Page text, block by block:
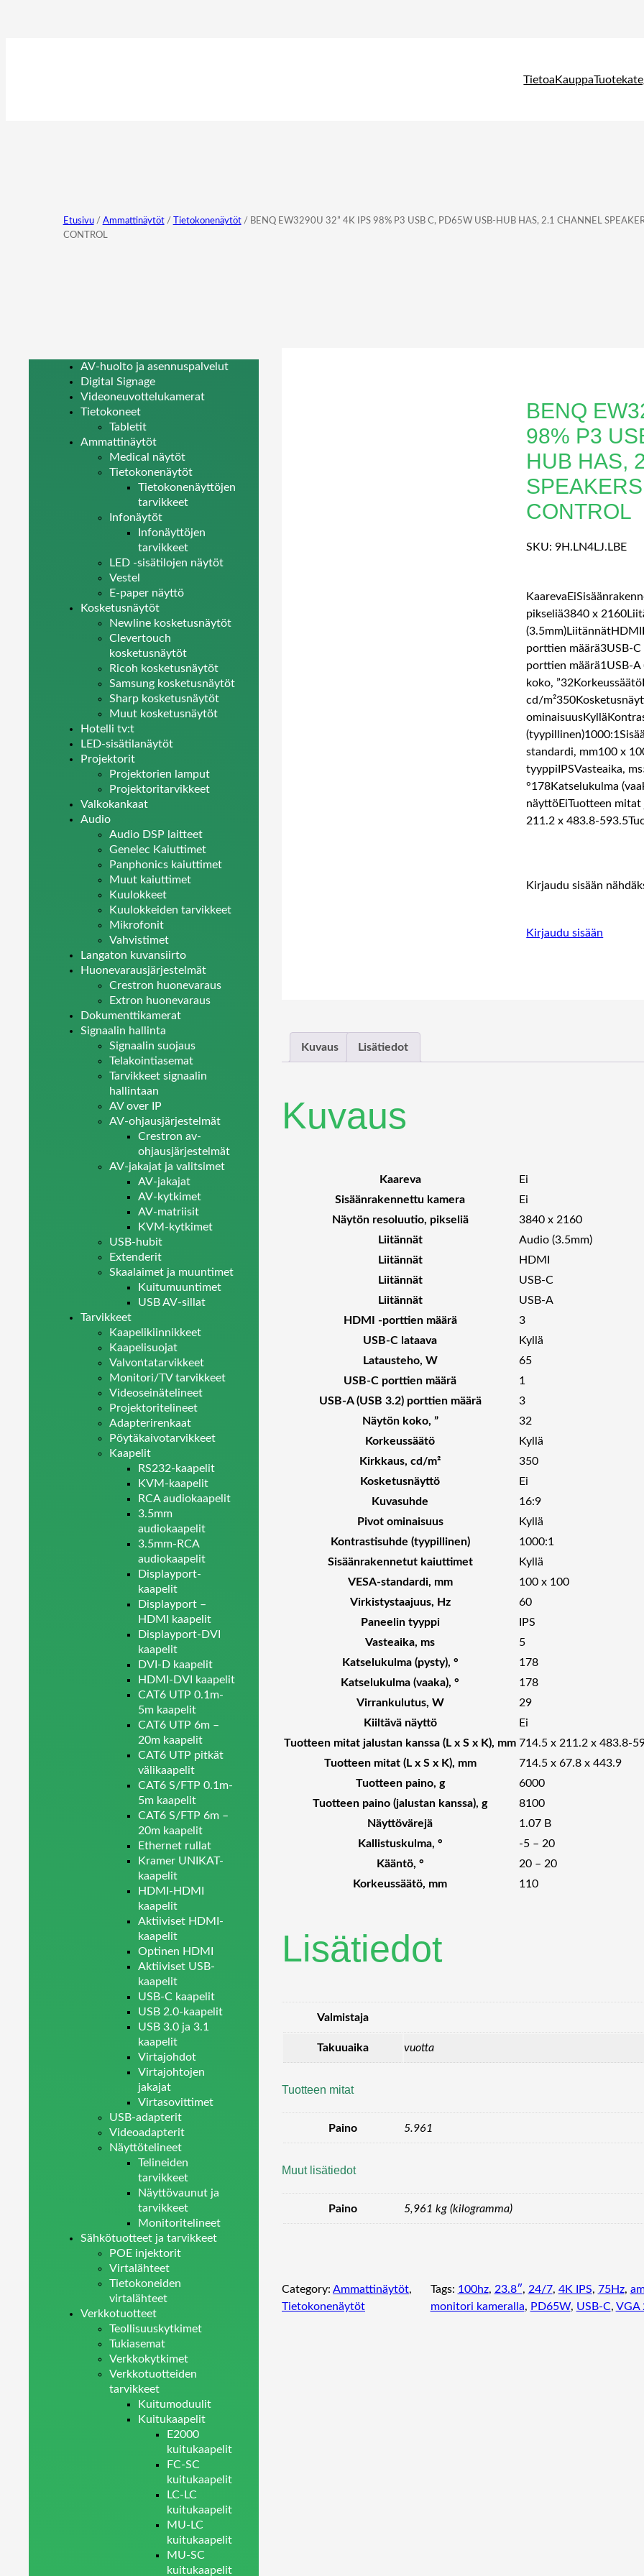
Tietoa Kauppa
Etusivu/ Ammattinäytöt/ Tietokonenäytöt/ BENQ EW3290U 32” 4K IPS 98% P3 USB C, PD65W USB-HUB HAS, 2.1 CHANNEL
CONTROL
AV-huolto ja asennuspalvelut
Digital Signage
Videoneuvottelukamerat
Tietokoneet
Tabletit
Ammattinäytöt
Medical näytöt
Tietokonenäytöt
Tietokonenäyttöjen
tarvikkeet
Infonäytöt
Infonäyttöjen
tarvikkeet
LED -sisätilojen näytöt
Vestel
E-paper näyttö
Kosketusnäytöt
Newline kosketusnäytöt
Clevertouch
kosketusnäytöt
Ricoh kosketusnäytöt
Samsung kosketusnäytöt
Sharp kosketusnäytöt
Muut kosketusnäytöt
Hotelli tv:t
LED-sisätilanäytöt
Projektorit
Projektorien lamput
Projektoritarvikkeet
Valkokankaat
Audio
Audio DSP laitteet
Genelec Kaiuttimet
Panphonics kaiuttimet
Muut kaiuttimet
Kuulokkeet
Kuulokkeiden tarvikkeet
Mikrofonit
Vahvistimet
Langaton kuvansiirto
Huonevarausjärjestelmät
Crestron huonevaraus
Extron huonevaraus
Dokumenttikamerat
Signaalin hallinta
Signaalin suojaus
Telakointiasemat
Tarvikkeet signaalin
hallintaan
AV over IP
AV-ohjausjärjestelmät
Crestron av-
ohjausjärjestelmät
AV-jakajat ja valitsimet
AV-jakajat
AV-kytkimet
AV-matriisit
KVM-kytkimet
USB-hubit
Extenderit
Skaalaimet ja muuntimet
Kuitumuuntimet
USB AV-sillat
Tarvikkeet
Kaapelikiinnikkeet
Kaapelisuojat
Valvontatarvikkeet
Monitori/TV tarvikkeet
Videoseinätelineet
Projektoritelineet
Adapterirenkaat
Pöytäkaivotarvikkeet
Kaapelit
RS232-kaapelit
KVM-kaapelit
RCA audiokaapelit
3.5mm
audiokaapelit
3.5mm-RCA
audiokaapelit
Displayport-
kaapelit
Displayport –
HDMI kaapelit
Displayport-DVI
kaapelit
DVI-D kaapelit
HDMI-DVI kaapelit
CAT6 UTP 0.1m-
5m kaapelit
CAT6 UTP 6m –
20m kaapelit
CAT6 UTP pitkät
välikaapelit
CAT6 S/FTP 0.1m-
5m kaapelit
CAT6 S/FTP 6m –
20m kaapelit
Ethernet rullat
Kramer UNIKAT-
kaapelit
HDMI-HDMI
kaapelit
Aktiiviset HDMI-
kaapelit
Optinen HDMI
Aktiiviset USB-
kaapelit
USB-C kaapelit
USB 2.0-kaapelit
USB 3.0 ja 3.1
kaapelit
Virtajohdot
Virtajohtojen
jakajat
Virtasovittimet
USB-adapterit
Videoadapterit
Näyttötelineet
Telineiden
tarvikkeet
Näyttövaunut ja
tarvikkeet
Monitoritelineet
Sähkötuotteet ja tarvikkeet
POE injektorit
Virtalähteet
Tietokoneiden
virtalähteet
Verkkotuotteet
Teollisuuskytkimet
Tukiasemat
Verkkokytkimet
Verkkotuotteiden
tarvikkeet
Kuitumoduulit
Kuitukaapelit
E2000
kuitukaapelit
FC-SC
kuitukaapelit
LC-LC
kuitukaapelit
MU-LC
kuitukaapelit
MU-SC
kuitukaapelit
BENQ
98% P3
HUB HAS,
CONTROL
SKU: 9H.LN4LJ.LBE
pikseliä3840 x
porttien määrä3USB-
porttien määrä1USB-
koko,
cd/
standardi, mm100 x
tyyppiIPSVasteaika,
°178Katselukulma
näyttöEiTuotteen mitat
211.2 x 483.8-
Kirjaudu sisään
Kirjaudu sisään
Kuvaus Lisätiedot
Kuvaus
Kaareva
Ei
Sisäänrakennettu kamera
Ei
Näytön resoluutio, pikseliä
3840 x 2160
Liitännät
Audio (3.5mm)
Liitännät
HDMI
Liitännät
USB-C
Liitännät
USB-A
HDMI -porttien määrä
3
USB-C lataava
Kyllä
Latausteho, W
65
USB-C porttien määrä
1
USB-A (USB 3.2) porttien määrä
3
Näytön koko, ”
32
Korkeussäätö
Kyllä
Kirkkaus, cd/m²
350
Kosketusnäyttö
Ei
Kuvasuhde
16:9
Pivot ominaisuus
Kyllä
Kontrastisuhde (tyypillinen)
1000:1
Sisäänrakennetut kaiuttimet
Kyllä
VESA-standardi, mm
100 x 100
Virkistystaajuus, Hz
60
Paneelin tyyppi
IPS
Vasteaika, ms
5
Katselukulma (pysty), °
178
Katselukulma (vaaka), °
178
Virrankulutus, W
29
Kiiltävä näyttö
Ei
Tuotteen mitat jalustan kanssa (L x S x K), mm 714.5 x 211.2 x 483.8-
Tuotteen mitat (L x S x K), mm
714.5 x 67.8 x 443.9
Tuotteen paino, g
6000
Tuotteen paino (jalustan kanssa), g
8100
Näyttövärejä
1.07 B
Kallistuskulma, °
-5 – 20
Kääntö, °
20 – 20
Korkeussäätö, mm
110
Lisätiedot
Valmistaja
Takuuaika vuotta
Tuotteen mitat
Paino 5.961
Muut lisätiedot
Paino 5,961 kg (kilogramma)
Category: Ammattinäytöt
Tietokonenäytöt
Tags: 100hz, 23.8″, 24/7, 4K IPS, 75Hz,
monitori kameralla, PD65W, USB-C, VGA